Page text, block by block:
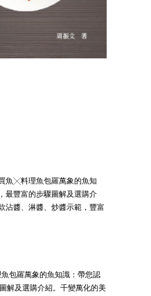
魚╳料理魚包羅萬象的魚知
最豐富的步驟圖解及選購介
沾醬、淋醬、炒醬示範，豐富
包羅萬象的魚知識：帶您認
解及選購介紹。千變萬化的美